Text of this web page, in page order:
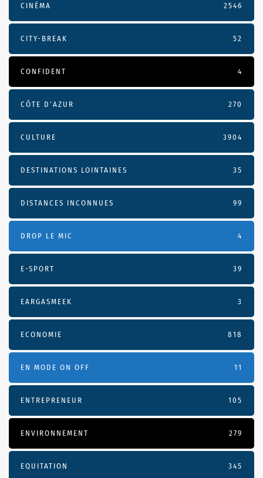
CINÉMA 2546
CITY-BREAK 52
CONFIDENT 4
CÔTE D’AZUR 270
CULTURE 3904
DESTINATIONS LOINTAINES 35
DISTANCES INCONNUES 99
DROP LE MIC 4
E-SPORT 39
EARGASMEEK 3
ECONOMIE 818
EN MODE ON OFF 11
ENTREPRENEUR 105
ENVIRONNEMENT 279
EQUITATION 345